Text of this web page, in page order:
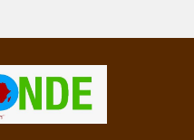
culturel Soldat